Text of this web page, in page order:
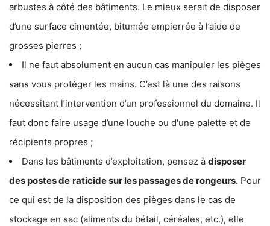
arbustes à côté des bâtiments. Le mieux serait de disposer
d’une surface cimentée, bitumée empierrée à l’aide de
grosses pierres ;
Il ne faut absolument en aucun cas manipuler les pièges
sans vous protéger les mains. C’est là une des raisons
nécessitant l’intervention d’un professionnel du domaine. Il
faut donc faire usage d’une louche ou d'une palette et de
récipients propres ;
Dans les bâtiments d’exploitation, pensez à disposer
des postes de raticide sur les passages de rongeurs. Pour
ce qui est de la disposition des pièges dans le cas de
stockage en sac (aliments du bétail, céréales, etc.), elle